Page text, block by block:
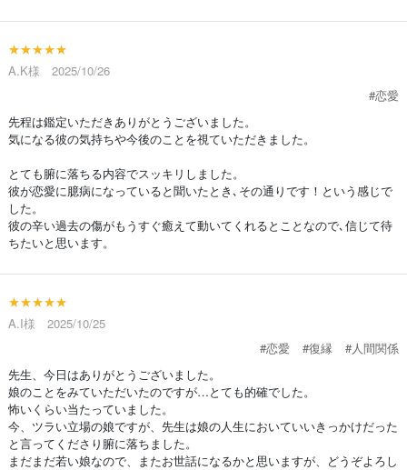
★★★★★
A.K様 2025/10/26
#恋愛
先程は鑑定いただきありがとうございました。
気になる彼の気持ちや今後のことを視ていただきました。
とても腑に落ちる内容でスッキリしました。
彼が恋愛に臆病になっていると聞いたとき､その通りです！という感じで
した。
彼の辛い過去の傷がもうすぐ癒えて動いてくれるとことなので､信じて待
ちたいと思います。
★★★★★
A.I様 2025/10/25
#恋愛
#復縁
#人間関係
先生、今日はありがとうございました。
娘のことをみていただいたのですが…とても的確でした。
怖いくらい当たっていました。
今、ツラい立場の娘ですが、先生は娘の人生においていいきっかけだった
と言ってくださり腑に落ちました。
まだまだ若い娘なので、またお世話になるかと思いますが、どうぞよろし